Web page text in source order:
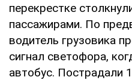
перекрестке
пассажирами. По
водитель грузовика
сигнал светофора,
автобус. Пострадали